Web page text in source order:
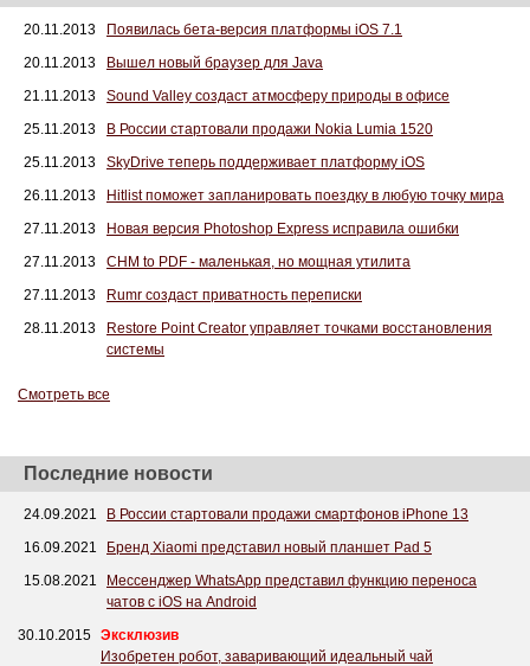
20.11.2013
Появилась бета-версия платформы iOS 7.1
20.11.2013
Вышел новый браузер для Java
21.11.2013
Sound Valley создаст атмосферу природы в офисе
25.11.2013
В России стартовали продажи Nokia Lumia 1520
25.11.2013
SkyDrive теперь поддерживает платформу iOS
26.11.2013
Hitlist поможет запланировать поездку в любую точку мира
27.11.2013
Новая версия Photoshop Express исправила ошибки
27.11.2013
CHM to PDF - маленькая, но мощная утилита
27.11.2013
Rumr создаст приватность переписки
28.11.2013
Restore Point Creator управляет точками восстановления
системы
Смотреть все
Последние новости
24.09.2021
В России стартовали продажи смартфонов iPhone 13
16.09.2021
Бренд Xiaomi представил новый планшет Pad 5
15.08.2021
Мессенджер WhatsApp представил функцию переноса
чатов с iOS на Android
30.10.2015 Эксклюзив
Изобретен робот, заваривающий идеальный чай